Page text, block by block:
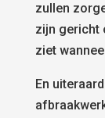
zullen
zijn gericht
ziet
En